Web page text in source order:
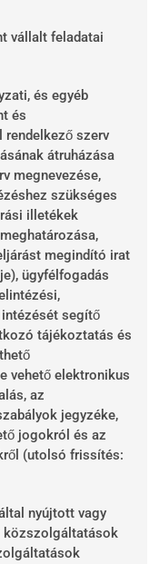
vállalt feladatai
és egyéb
és
szerv
átruházása
megnevezése,
szükséges
illetékek
megindító irat
ügyfélfogadás
segítő
tájékoztatás és
vehető elektronikus
az
jegyzéke,
jogokról és az
(utolsó frissítés:
nyújtott vagy
közszolgáltatások